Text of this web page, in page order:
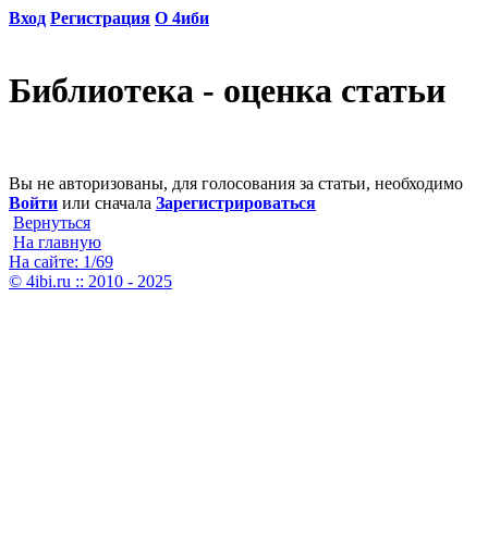
Вход Регистрация О 4иби
Библиотека - оценка статьи
Вы не авторизованы, для голосования за статьи, необходимо
Войти или сначала Зарегистрироваться
Вернуться
На главную
На сайте: 1/69
© 4ibi.ru :: 2010 - 2025